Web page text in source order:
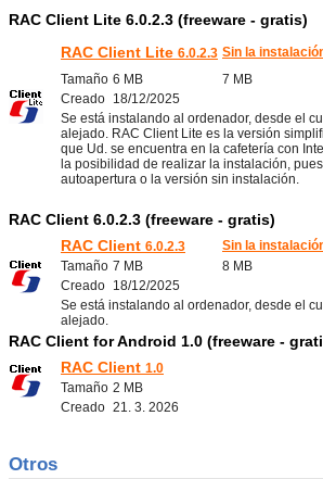
RAC Client Lite 6.0.2.3 (freeware - gratis)
RAC Client Lite 6.0.2.3 Sin la
Tamaño 6 MB 7 MB
Creado 18/12/2025
Se está instalando al ordenador, desde el
alejado. RAC Client Lite es la versión
que Ud. se encuentra en la cafetería con
la posibilidad de realizar la instalación,
autoapertura o la versión sin instalación.
RAC Client 6.0.2.3 (freeware - gratis)
RAC Client 6.0.2.3
Sin la
Tamaño 7 MB
8 MB
Creado 18/12/2025
Se está instalando al ordenador, desde el
alejado.
RAC Client for Android 1.0 (freeware -
RAC Client 1.0
Tamaño 2 MB
Creado 21. 3. 2026
Otros